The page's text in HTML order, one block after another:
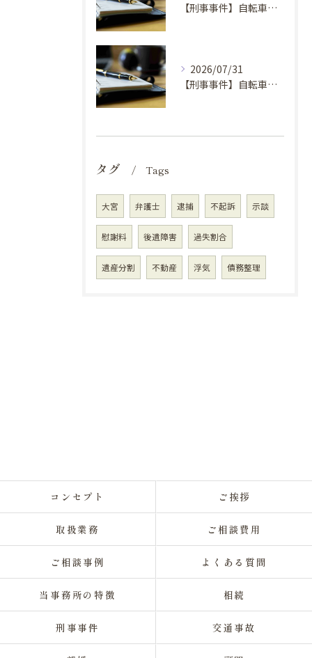
【刑事事件】自転車窃盗で弁護士に依頼するべき場合の理由④
2026/07/31
【刑事事件】自転車窃盗で弁護士に依頼するべき場合の理由③
タグ Tags
大宮 弁護士 逮捕 不起訴 示談
慰謝料 後遺障害 過失割合
遺産分割 不動産 浮気 債務整理
コンセプト ご挨拶
取扱業務 ご相談費用
ご相談事例 よくある質問
当事務所の特徴 相続
刑事事件 交通事故